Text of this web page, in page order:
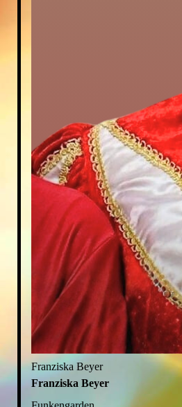
Franziska Beyer
Franziska Beyer